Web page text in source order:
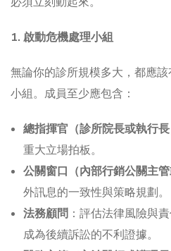
1. 啟動危機處理小組
無論你的診所規模多大，都應
小組。成員至少應包含：
總指揮官（診所院長或執行長
重大立場拍板。
公關窗口（內部行銷公關主管
外訊息的一致性與策略規劃。
法務顧問 ：評估法律風險與
成為後續訴訟的不利證據。